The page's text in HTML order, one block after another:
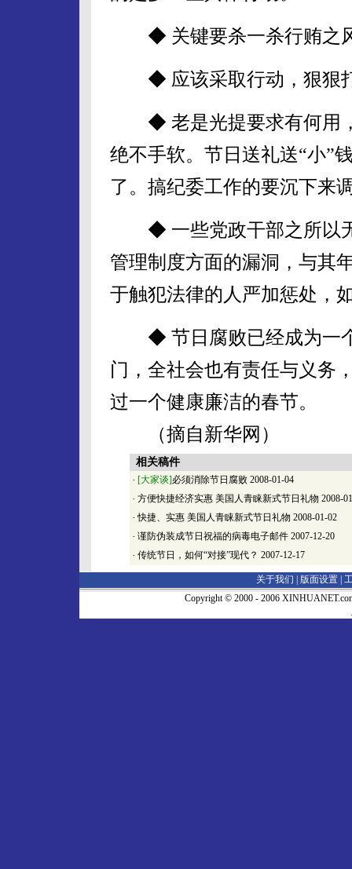
◆ 关键要杀一杀行贿之风
◆ 应该采取行动，狠狠
◆ 老是光提要求有何用，
绝不手软。节日送礼送“小”
了。搞纪委工作的要沉下来
◆ 一些党政干部之所以无
管理制度方面的漏洞，与其
于触犯法律的人严加惩处，
◆ 节日腐败已经成为一个
门，全社会也有责任与义务
过一个健康廉洁的春节。
（摘自新华网）
相关稿件
· [大家谈]必须消除节日腐败 2008-01-04
· 方便快捷经济实惠 美国人青睐新式节日礼物 2008-
· 快捷、实惠 美国人青睐新式节日礼物 2008-01-02
· 谨防伪装成节日祝福的病毒电子邮件 2007-12-20
· 传统节日，如何“对接”现代？ 2007-12-17
关于我们 | 版面设置
Copyright © 2000 - 2006